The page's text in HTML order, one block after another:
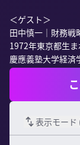
＜ゲスト＞
田中慎一｜財務戦
1972年東京都生ま
慶應義塾大学経済
表示モード